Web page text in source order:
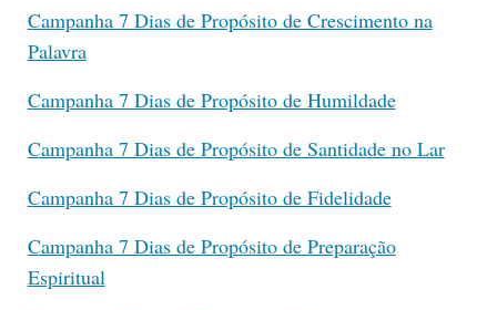
Campanha 7 Dias de Propósito de Crescimento na
Palavra
Campanha 7 Dias de Propósito de Humildade
Campanha 7 Dias de Propósito de Santidade no Lar
Campanha 7 Dias de Propósito de Fidelidade
Campanha 7 Dias de Propósito de Preparação
Espiritual